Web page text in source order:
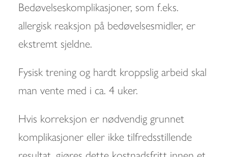
Bedøvelseskomplikasjoner, som f.eks.
allergisk reaksjon på bedøvelsesmidler, er
ekstremt sjeldne.
Fysisk trening og hardt kroppslig arbeid skal
man vente med i ca. 4 uker.
Hvis korreksjon er nødvendig grunnet
komplikasjoner eller ikke tilfredsstillende